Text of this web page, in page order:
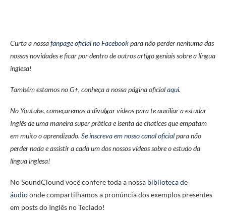
Curta a nossafanpage oficial no Facebookpara não perder nenhuma das
nossas novidades e ficar por dentro de outros artigo geniais sobre a língua
inglesa!
Também estamos no G+, conheça a nossa página oficialaqui.
No Youtube, começaremos a divulgar vídeos para te auxiliar a estudar
Inglês de uma maneira super prática e isenta de chatices que empatam
em muito o aprendizado. Se inscreva em nosso canal oficialpara não
perder nada e assistir a cada um dos nossos vídeos sobre o estudo da
língua inglesa!
No SoundClound você confere toda a nossa biblioteca de
áudioonde compartilhamos a pronúncia dos exemplos presentes
em posts do Inglês no Teclado!